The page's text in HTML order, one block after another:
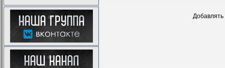
Добавлять